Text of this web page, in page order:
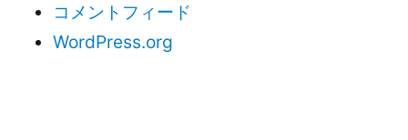
コメントフィード
WordPress.org